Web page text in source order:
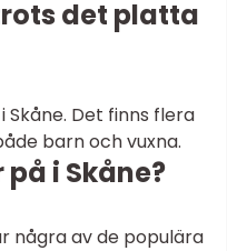
det platta
Det finns flera
barn och vuxna.
i Skåne?
några av de populära